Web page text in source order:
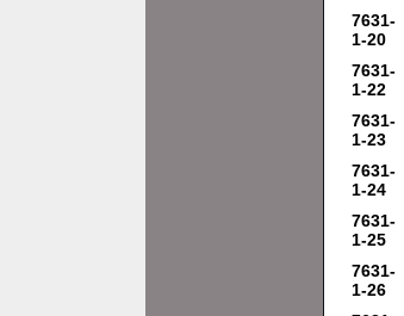
7631-
1-20
7631-
1-22
7631-
1-23
7631-
1-24
7631-
1-25
7631-
1-26